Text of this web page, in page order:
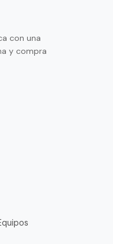
con una
y compra